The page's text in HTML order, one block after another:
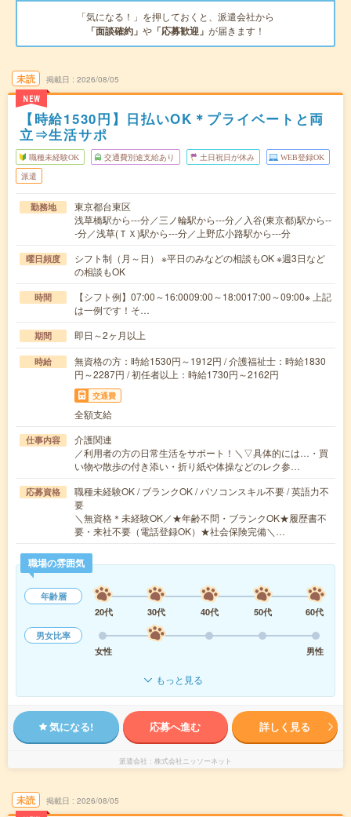
「気になる！」を押しておくと、派遣会社から
「面談確約」 や 「応募歓迎」 が届きます！
未読
NEW
掲載日 2026/08/05
【時給1530円】日払いOK＊プライベートと両
立⇒生活サポ
職種未経験OK 交通費別途支給あり 土日祝日が休み WEB登録OK
派遣
勤務地
東京都台東区
浅草橋駅から---分／三ノ輪駅から---分／入谷(東京都)駅から--
-分／浅草(ＴＸ)駅から---分／上野広小路駅から---分
曜日頻度
シフト制（月～日） ※平日のみなどの相談もOK ※週3日など
の相談もOK
時間
【シフト例】07:00～16:0009:00～18:0017:00～09:00※ 上記
は一例です！そ…
期間 即日～2ヶ月以上
時給
無資格の方：時給1530円～1912円 / 介護福祉士：時給1830
円～2287円 / 初任者以上：時給1730円～2162円
交通費
全額支給
仕事内容
介護関連
／利用者の方の日常生活をサポート！＼▽具体的には…・買
い物や散歩の付き添い・折り紙や体操などのレク参…
応募資格
職種未経験OK / ブランクOK / パソコンスキル不要 / 英語力不
要
＼無資格＊未経験OK／★年齢不問・ブランクOK★履歴書不
要・来社不要（電話登録OK）★社会保険完備＼…
職場の雰囲気
年齢層
20代
30代 40代 50代
60代
男女比率
女性
男性
もっと見る
気になる! 応募へ進む 詳しく見る
派遣会社 株式会社ニッソーネット
未読 掲載日 2026/08/05